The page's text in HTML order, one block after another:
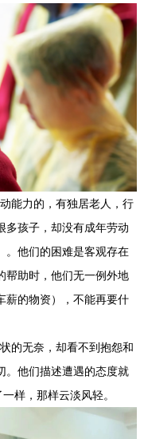
力的，有独居老人，行
多孩子，却没有成年劳动
。他们的困难是客观存在
帮助时，他们无一例外地
薪的物资），不能再要什
无奈，却看不到抱怨和
。他们描述遭遇的态度就
样，那样云淡风轻。